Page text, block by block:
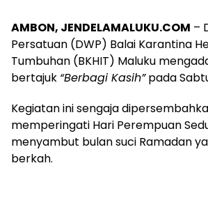
AMBON, JENDELAMALUKU.COM –
Persatuan (DWP) Balai Karantina
Tumbuhan (BKHIT) Maluku
bertajuk “Berbagi Kasih”pada
Kegiatan ini sengaja
memperingati Hari Perempuan
menyambut bulan suci Ramadan
berkah.